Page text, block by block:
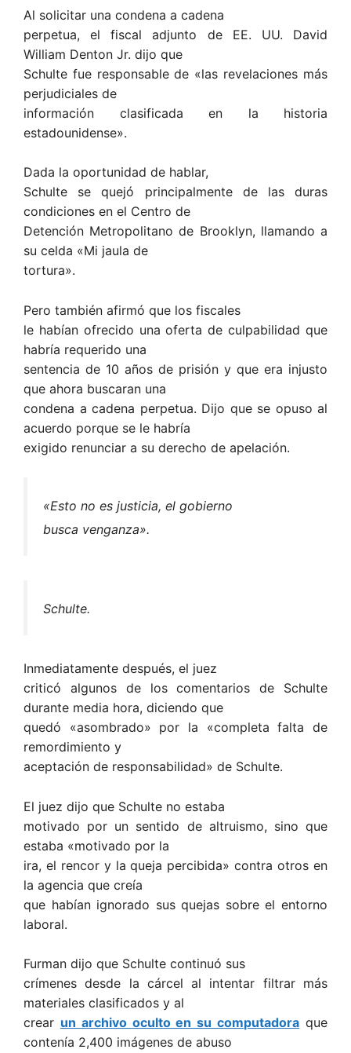
Al solicitar una condena a cadena
perpetua, el fiscal adjunto de EE. UU. David
William Denton Jr. dijo que
Schulte fue responsable de «las revelaciones más
perjudiciales de
información clasificada en la historia
estadounidense».
Dada la oportunidad de hablar,
Schulte se quejó principalmente de las duras
condiciones en el Centro de
Detención Metropolitano de Brooklyn, llamando a
su celda «Mi jaula de
tortura».
Pero también afirmó que los fiscales
le habían ofrecido una oferta de culpabilidad que
habría requerido una
sentencia de 10 años de prisión y que era injusto
que ahora buscaran una
condena a cadena perpetua. Dijo que se opuso al
acuerdo porque se le habría
exigido renunciar a su derecho de apelación.
«Esto no es justicia, el gobierno
busca venganza».
Schulte.
Inmediatamente después, el juez
criticó algunos de los comentarios de Schulte
durante media hora, diciendo que
quedó «asombrado» por la «completa falta de
remordimiento y
aceptación de responsabilidad» de Schulte.
El juez dijo que Schulte no estaba
motivado por un sentido de altruismo, sino que
estaba «motivado por la
ira, el rencor y la queja percibida» contra otros en
la agencia que creía
que habían ignorado sus quejas sobre el entorno
laboral.
Furman dijo que Schulte continuó sus
crímenes desde la cárcel al intentar filtrar más
materiales clasificados y al
crear un archivo oculto en su computadora que
contenía 2,400 imágenes de abuso